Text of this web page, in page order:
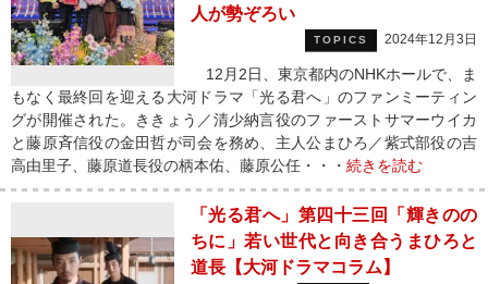
人が勢ぞろい
TOPICS 2024年12月3日
12月2日、東京都内のNHKホールで、ま
もなく最終回を迎える大河ドラマ「光る君へ」のファンミーティン
グが開催された。ききょう／清少納言役のファーストサマーウイカ
と藤原斉信役の金田哲が司会を務め、主人公まひろ／紫式部役の吉
高由里子、藤原道長役の柄本佑、藤原公任・・・ 続きを読む
「光る君へ」第四十三回「輝きのの
ちに」若い世代と向き合うまひろと
道長【大河ドラマコラム】